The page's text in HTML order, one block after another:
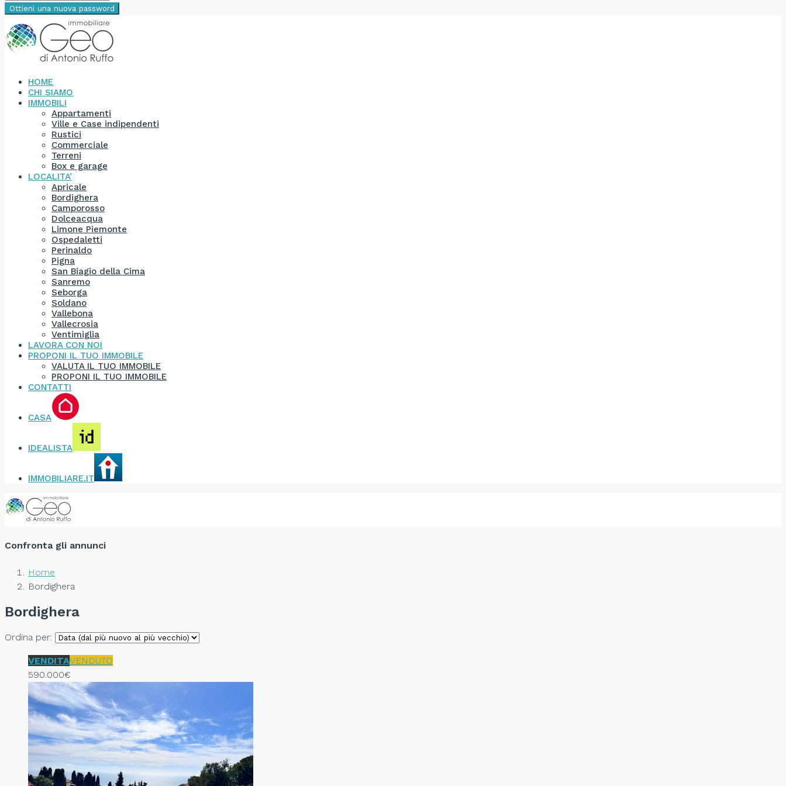
Ottieni una nuova password
HOME
CHI SIAMO
IMMOBILI
Appartamenti
Ville e Case indipendenti
Rustici
Commerciale
Terreni
Box e garage
LOCALITA’
Apricale
Bordighera
Camporosso
Dolceacqua
Limone Piemonte
Ospedaletti
Perinaldo
Pigna
San Biagio della Cima
Sanremo
Seborga
Soldano
Vallebona
Vallecrosia
Ventimiglia
LAVORA CON NOI
PROPONI IL TUO IMMOBILE
VALUTA IL TUO IMMOBILE
PROPONI IL TUO IMMOBILE
CONTATTI
CASA
IDEALISTA
IMMOBILIARE.IT
Confronta gli annunci
Home
Bordighera
Bordighera
Ordina per:
VENDITAVENDUTO
590.000€